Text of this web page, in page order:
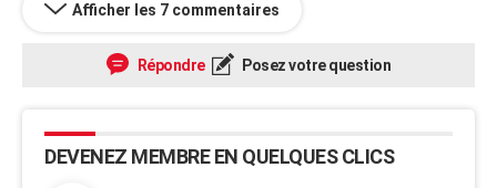
Afficher les 7 commentaires
Répondre Posez votre question
DEVENEZ MEMBRE EN QUELQUES CLICS